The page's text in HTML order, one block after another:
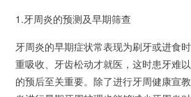
1.牙周炎的预测及早期筛查
牙周炎的早期症状常表现为刷牙或进食
重吸收、牙齿松动才就医，这时患牙难
的预后至关重要。除了进行牙周健康宣